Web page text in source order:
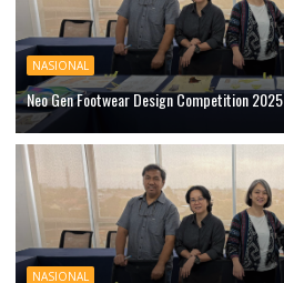
NASIONAL
Neo Gen Footwear Design Competition 2025
NASIONAL